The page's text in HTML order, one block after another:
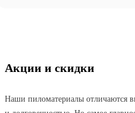
Акции и скидки
Наши пиломатериалы отличаются